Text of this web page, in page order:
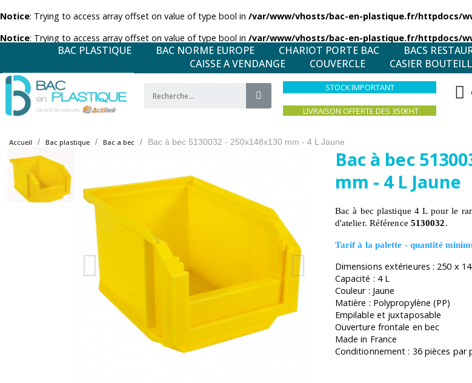
Notice: Trying to access array offset on value of type bool in /var/www/vhosts/bac-en-plastique.fr/httpdocs/
Notice: Trying to access array offset on value of type bool in /var/www/vhosts/bac-en-plastique.fr/httpdocs/
BAC PLASTIQUE BAC NORME EUROPE CHARIOT PORTE BAC BACS
CAISSE A VENDANGE
COUVERCLE CASIER
STOCK IMPORTANT
LIVRAISON OFFERTE DES 350€HT
Accueil Bac plastique Bac a bec Bac à bec 5130032 - 250x148x130 mm - 4 L Jaune
Bac à bec
mm - 4 L Jaune
Bac à bec plastique 4 L pour le
d'atelier. Référence 5130032.
Tarif à la palette - quantité
Dimensions extérieures : 250 x
Capacité : 4 L
Couleur : Jaune
Matière : Polypropylène (PP)
Empilable et juxtaposable
Ouverture frontale en bec
Made in France
Conditionnement : 36 pièces par